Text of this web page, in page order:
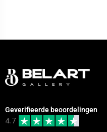
Geverifieerde beoordelingen
4.7